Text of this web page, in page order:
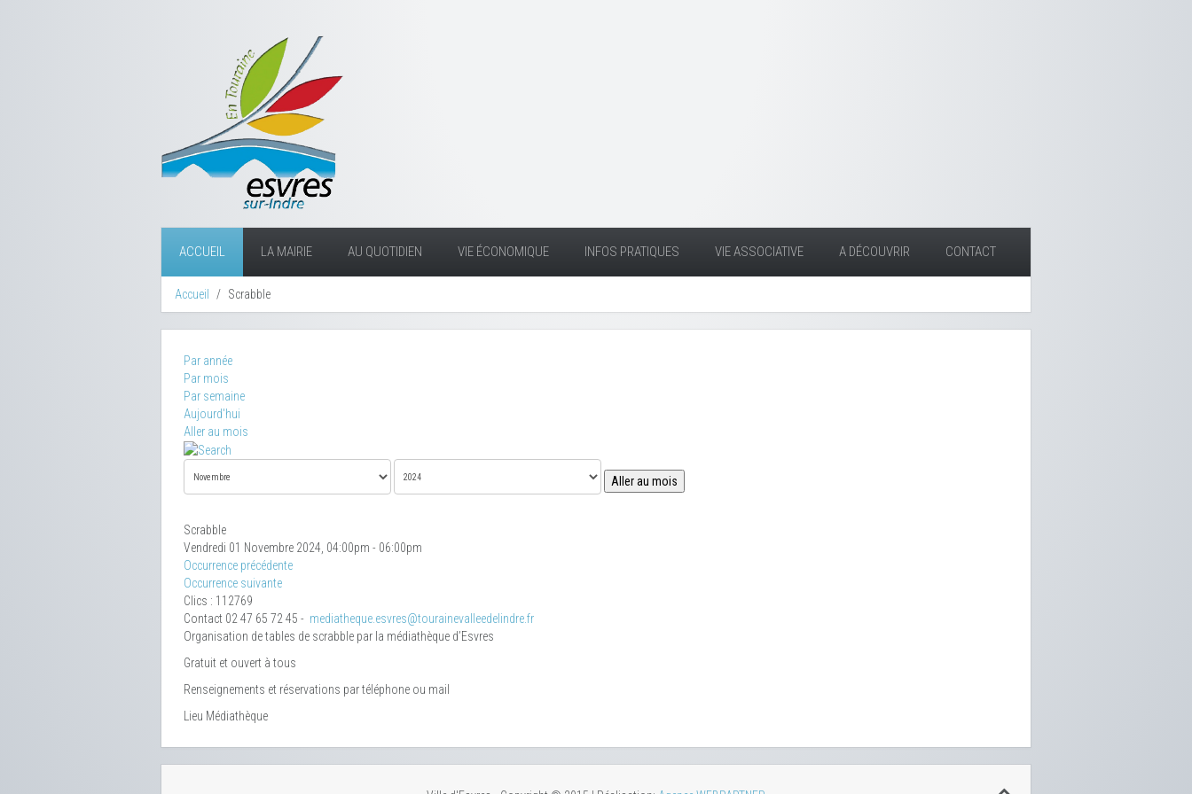
ACCUEIL LA MAIRIE AU QUOTIDIEN VIE ÉCONOMIQUE INFOS PRATIQUES VIE ASSOCIATIVE A DÉCOUVRIR CONTACT
Accueil Scrabble
Par année
Par mois
Par semaine
Aujourd'hui
Aller au mois
Aller au mois
Scrabble
Vendredi 01 Novembre 2024, 04:00pm - 06:00pm
Occurrence précédente
Occurrence suivante
Clics : 112769
Contact 02 47 65 72 45 - mediatheque.esvres@tourainevalleedelindre.fr
Organisation de tables de scrabble par la médiathèque d’Esvres
Gratuit et ouvert à tous
Renseignements et réservations par téléphone ou mail
Lieu Médiathèque